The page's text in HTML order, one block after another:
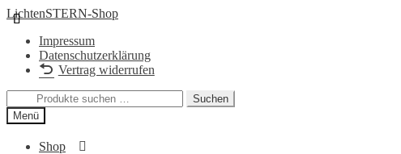
Zur
Navigation
springen
Zum
Inhalt
springen
LichtenSTERN-Shop
Impressum
Datenschutzerklärung
Vertrag widerrufen
Suchen
nach:
Suchen
Menü
Shop